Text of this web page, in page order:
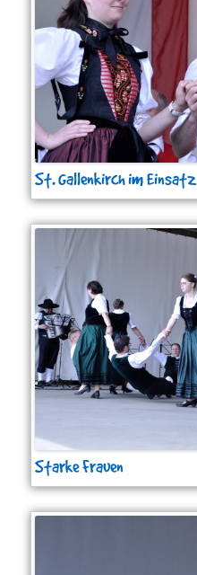
St. Gallenkirch im Einsatz
Starke Frauen